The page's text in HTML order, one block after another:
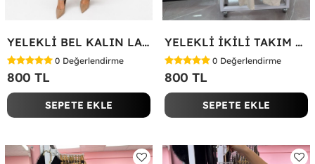
YELEKLİ BEL KALIN LASTİK İKİLİ TAKIM Bej
0 Değerlendirme
800 TL
SEPETE EKLE
YELEKLİ İKİLİ TAKIM Bej
0 Değerlendirme
800 TL
SEPETE EKLE